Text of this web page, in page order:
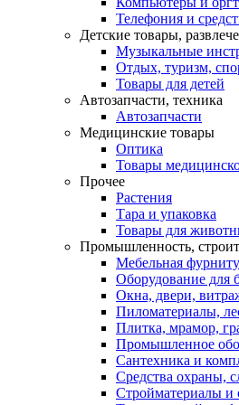
Телефония и
Детские товары,
Музыкальные
Отдых, туризм,
Товары для детей
Автозапчасти, техника
Автозапчасти
Медицинские товары
Оптика
Товары
Прочее
Растения
Тара и упаковка
Товары для
Промышленность,
Мебельная
Оборудование для
Окна, двери,
Пиломатериалы,
Плитка, мрамор,
Промышленное
Сантехника и
Средства охраны,
Стройматериалы и